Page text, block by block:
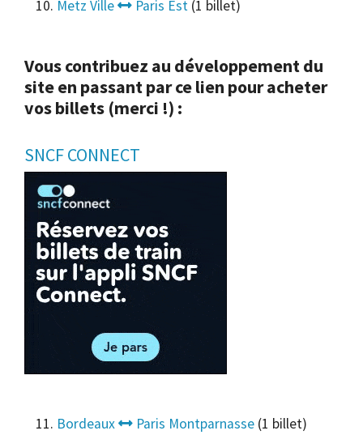
Metz Ville
Paris Est (1 billet)
Vous contribuez au développement du
site en passant par ce lien pour acheter
vos billets (merci !) :
SNCF CONNECT
Bordeaux Paris Montparnasse (1 billet)